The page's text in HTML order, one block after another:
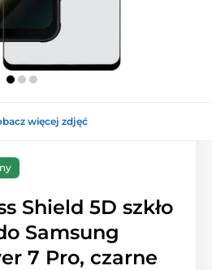
więcej zdjęć
Shield 5D szkło
Samsung
7 Pro, czarne